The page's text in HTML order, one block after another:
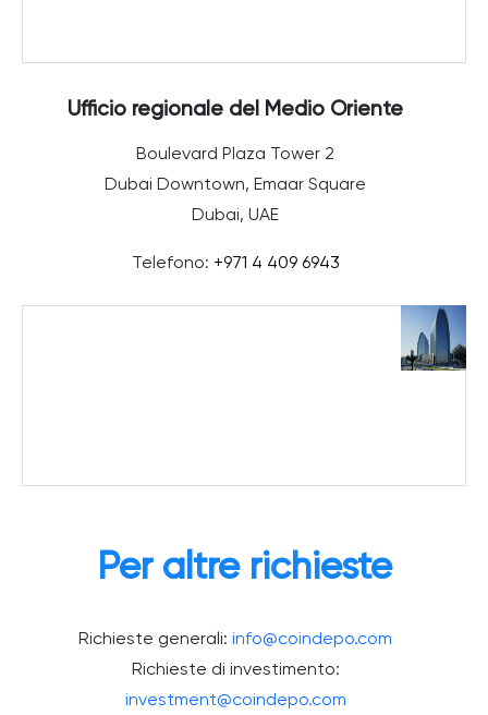
Ufficio regionale del Medio Oriente
Boulevard Plaza Tower 2
Dubai Downtown, Emaar Square
Dubai, UAE
Telefono: +971 4 409 6943
Per altre richieste
Richieste generali: info@coindepo.com
Richieste di investimento:
investment@coindepo.com